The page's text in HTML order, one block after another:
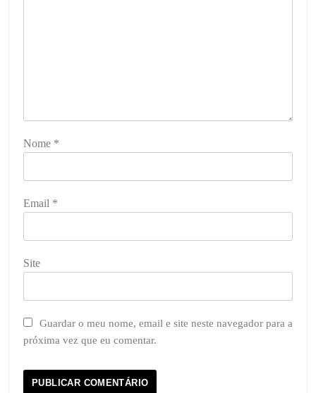
Nome *
Email *
Site
Guardar o meu nome, email e site neste navegador para a
próxima vez que eu comentar.